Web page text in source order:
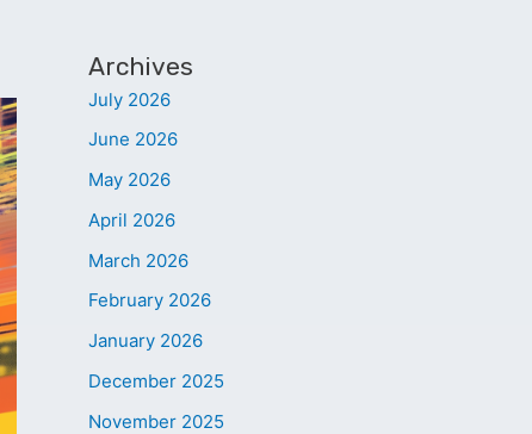
Archives
July 2026
June 2026
May 2026
April 2026
March 2026
February 2026
January 2026
December 2025
November 2025